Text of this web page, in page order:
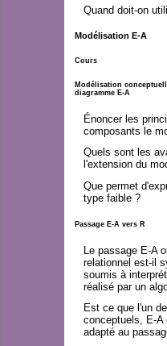
Quand doit-on
Modélisation E-A
Cours
Modélisation
diagramme E-A
Énoncer les
composants le
Quels sont les
l'extension du
Que permet
type faible ?
Passage E-A vers R
Le passage E-A
relationnel est-il
soumis à
réalisé par un
Est ce que l'un
conceptuels, E-A
adapté au